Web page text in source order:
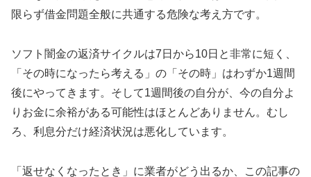
限らず借金問題全般に共通する危険な考え方です。
ソフト闇金の返済サイクルは7日から10日と非常に短く、
「その時になったら考える」の「その時」はわずか1週間
後にやってきます。そして1週間後の自分が、今の自分よ
りお金に余裕がある可能性はほとんどありません。むし
ろ、利息分だけ経済状況は悪化しています。
「返せなくなったとき」に業者がどう出るか、この記事の